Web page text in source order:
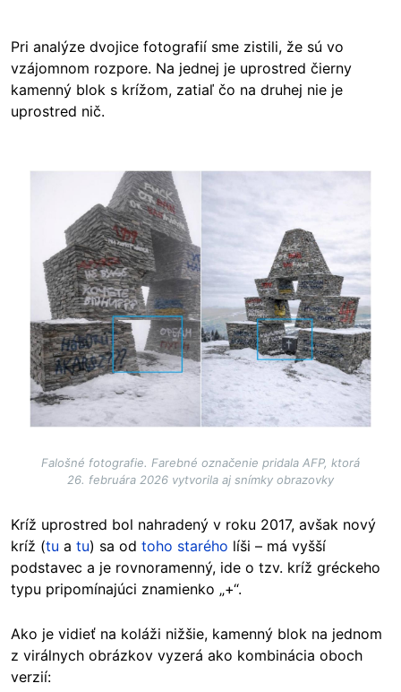
Pri analýze dvojice fotografií sme zistili, že sú vo
vzájomnom rozpore. Na jednej je uprostred čierny
kamenný blok s krížom, zatiaľ čo na druhej nie je
uprostred nič.
Falošné fotografie. Farebné označenie pridala AFP, ktorá
26. februára 2026 vytvorila aj snímky obrazovky
Kríž uprostred bol nahradený v roku 2017, avšak nový
kríž (tu a tu) sa od toho starého líši – má vyšší
podstavec a je rovnoramenný, ide o tzv. kríž gréckeho
typu pripomínajúci znamienko „+“.
Ako je vidieť na koláži nižšie, kamenný blok na jednom
z virálnych obrázkov vyzerá ako kombinácia oboch
verzií: